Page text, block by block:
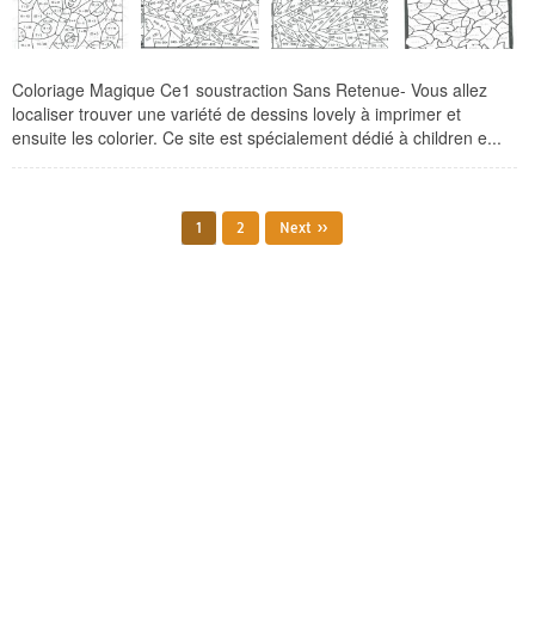
Coloriage Magique Ce1 soustraction Sans Retenue- Vous allez
localiser trouver une variété de dessins lovely à imprimer et
ensuite les colorier. Ce site est spécialement dédié à children e...
1 2 Next »